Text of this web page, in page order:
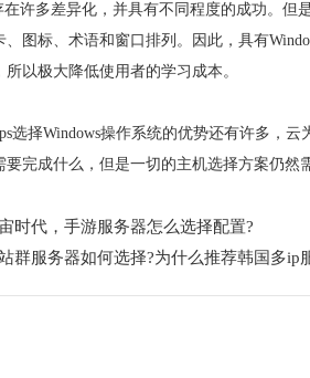
在许多差异化，并具有不同程度的成功。但
图标、术语和窗口排列。因此，具有
以极大降低使用者的学习成本。
选择Windows操作系统的优势还有许多，
要完成什么，但是一切的主机选择方案仍
时代，手游服务器怎么选择配置?
群服务器如何选择?为什么推荐韩国多ip